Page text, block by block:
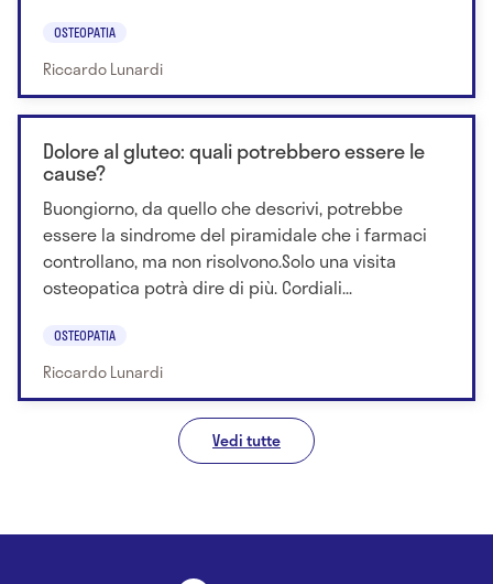
OSTEOPATIA
Riccardo Lunardi
Dolore al gluteo: quali potrebbero essere le
cause?
Buongiorno, da quello che descrivi, potrebbe
essere la sindrome del piramidale che i farmaci
controllano, ma non risolvono.Solo una visita
osteopatica potrà dire di più. Cordiali...
OSTEOPATIA
Riccardo Lunardi
Vedi tutte